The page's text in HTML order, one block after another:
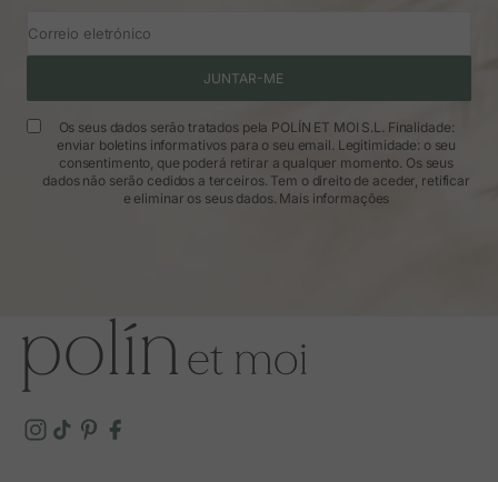
Correio eletrónico
JUNTAR-ME
Os seus dados serão tratados pela POLÍN ET MOI S.L. Finalidade:
enviar boletins informativos para o seu email. Legitimidade: o seu
consentimento, que poderá retirar a qualquer momento. Os seus
dados não serão cedidos a terceiros. Tem o direito de aceder, retificar
e eliminar os seus dados. Mais informações